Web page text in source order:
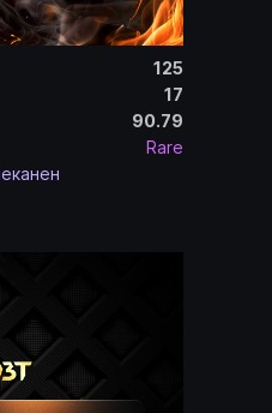
125
17
90.79
Rare